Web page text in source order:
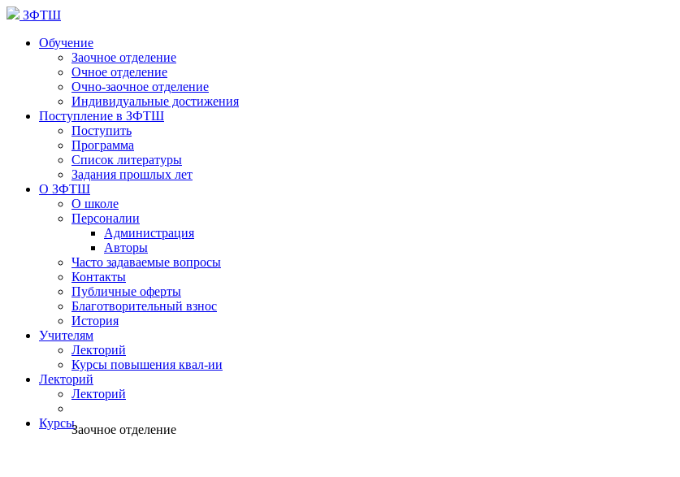
ЗФТШ
Обучение
Заочное отделение
Очное отделение
Очно-заочное отделение
Индивидуальные достижения
Поступление в ЗФТШ
Поступить
Программа
Список литературы
Задания прошлых лет
О ЗФТШ
О школе
Персоналии
Администрация
Авторы
Часто задаваемые вопросы
Контакты
Публичные оферты
Благотворительный взнос
История
Учителям
Лекторий
Курсы повышения квал-ии
Лекторий
Лекторий
КурсыЗаочное отделение